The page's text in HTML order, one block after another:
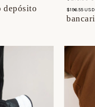
depósito
$196.55 USD